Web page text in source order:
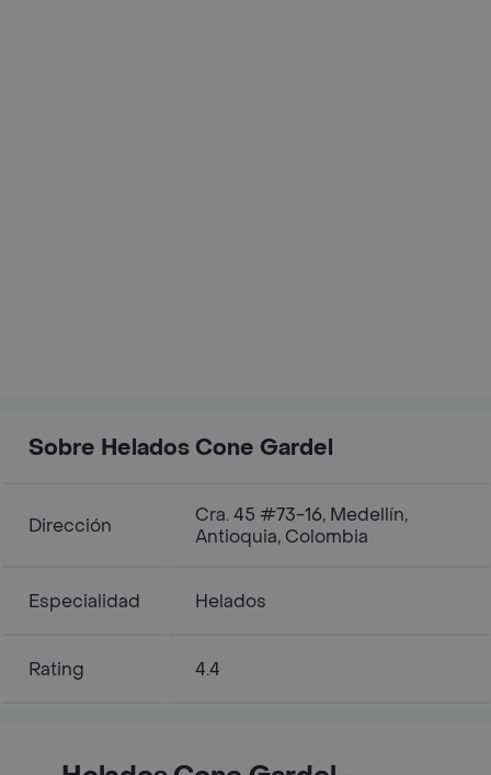
Sobre Helados Cone Gardel
Dirección
Cra. 45 #73-16, Medellín,
Antioquia, Colombia
Especialidad Helados
Rating 4.4